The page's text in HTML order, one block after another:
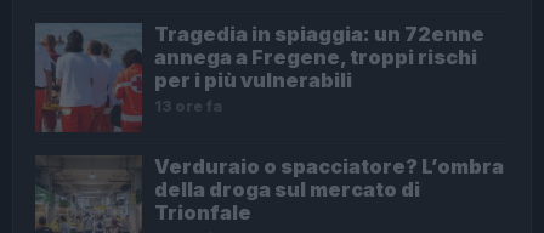
Tragedia in spiaggia: un 72enne
annega a Fregene, troppi rischi
per i più vulnerabili
13 ore fa
Verduraio o spacciatore? L’ombra
della droga sul mercato di
Trionfale